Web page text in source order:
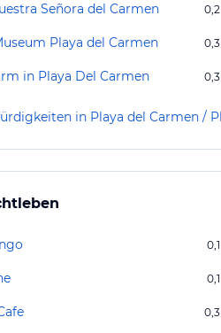
Señora del Carmen 0,2
Playa del Carmen 0,3
in Playa Del Carmen 0,3
0,1
0,1
0,3